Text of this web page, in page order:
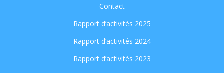
Contact
Rapport d’activités 2025
Rapport d’activités 2024
Rapport d’activités 2023